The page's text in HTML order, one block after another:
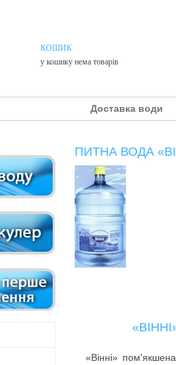
КОШИК
у кошику нема товарів
Доставка води
ПИТНА ВОДА
«Вінні»